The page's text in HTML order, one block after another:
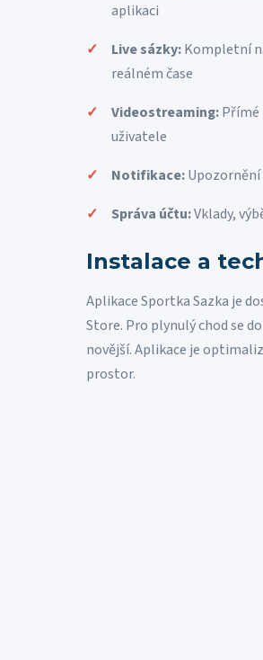
aplikaci
Live sázky:Kompletní
reálném čase
Videostreaming:Přímé
uživatele
Notifikace:Upozornění
Správa účtu:Vklady,
Instalace a
Aplikace Sportka Sazka je
Store. Pro plynulý chod se
novější. Aplikace je
prostor.